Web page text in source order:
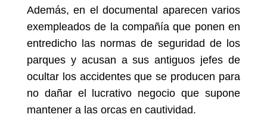
Además, en el documental aparecen varios
exempleados de la compañía que ponen en
entredicho las normas de seguridad de los
parques y acusan a sus antiguos jefes de
ocultar los accidentes que se producen para
no dañar el lucrativo negocio que supone
mantener a las orcas en cautividad.